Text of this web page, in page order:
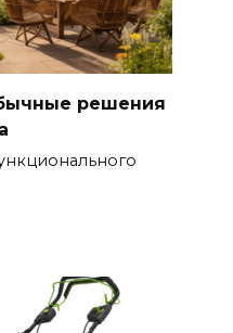
решения